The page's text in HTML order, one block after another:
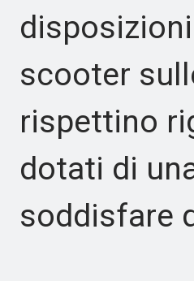
scooter
rispettino
dotati di
soddisfare